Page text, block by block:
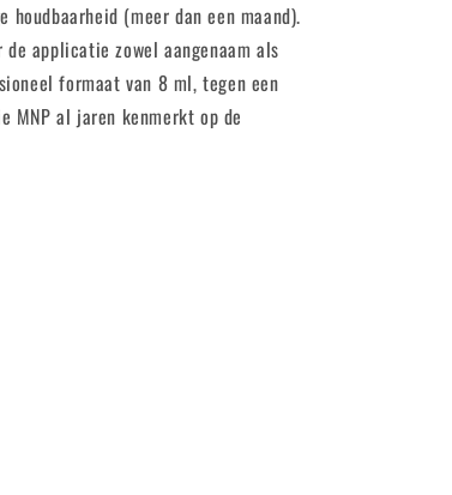
(meer dan een maand).
applicatie zowel aangenaam als
formaat van 8 ml, tegen een
al jaren kenmerkt op de